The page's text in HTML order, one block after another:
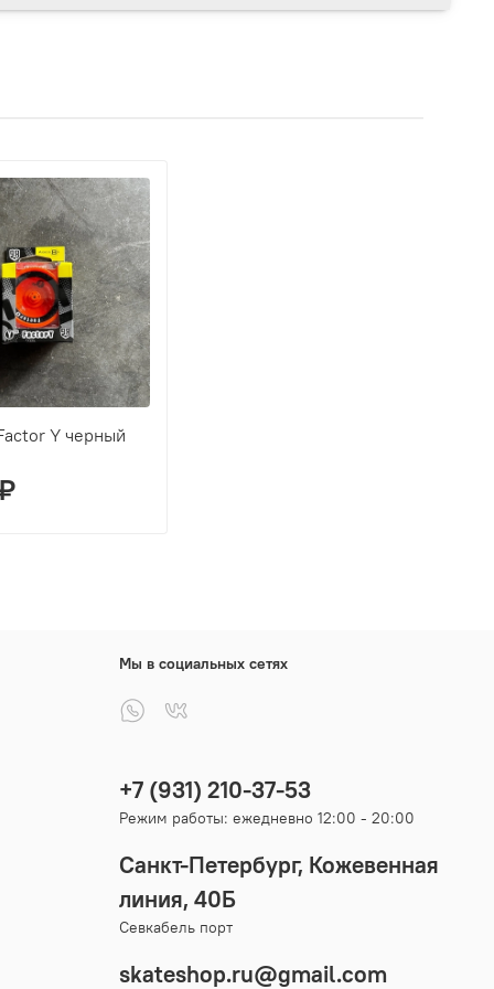
Y черный
Мы в социальных сетях
+7 (931) 210-37-53
Режим работы: ежедневно 12:00 - 20:00
Санкт-Петербург, Кожевенная
линия, 40Б
Севкабель порт
skateshop.ru@gmail.com